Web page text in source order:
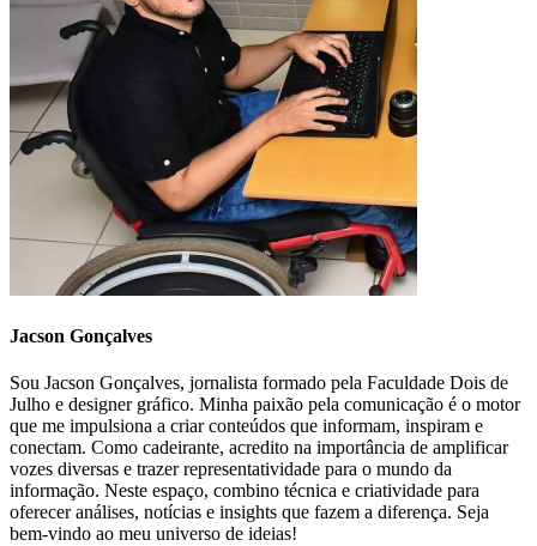
Jacson Gonçalves
Sou Jacson Gonçalves, jornalista formado pela Faculdade Dois de
Julho e designer gráfico. Minha paixão pela comunicação é o motor
que me impulsiona a criar conteúdos que informam, inspiram e
conectam. Como cadeirante, acredito na importância de amplificar
vozes diversas e trazer representatividade para o mundo da
informação. Neste espaço, combino técnica e criatividade para
oferecer análises, notícias e insights que fazem a diferença. Seja
bem-vindo ao meu universo de ideias!